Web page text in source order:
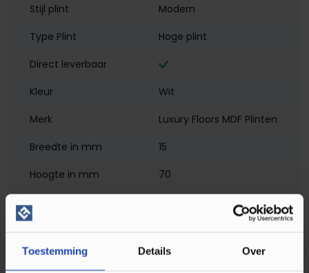
Toestemming Details Over
Stijl plint
Modern
Type Plint
Hoge plint
Direct leverbaar
Kleur
Wit
Merk
Luxury Floors MDF Plinten
Breedte in mm
15
Hoogte in mm
70
Materiaal
MDF - Voorgelakt
PEFC/FSC Certificatie
FSC Mix 70%